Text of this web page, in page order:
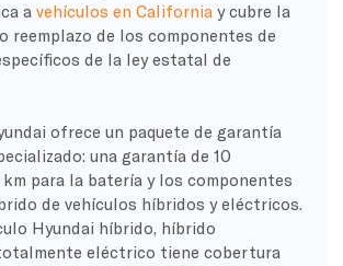
avehículos en California y cubre la
reemplazo de los componentes de
de la ley estatal de
ofrece un paquete de garantía
una garantía de 10
para la batería y los componentes
de vehículos híbridos y eléctricos.
Hyundai híbrido, híbrido
eléctrico tiene cobertura